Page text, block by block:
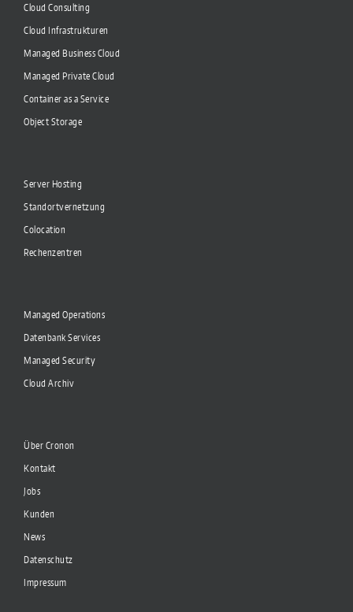
Cloud Consulting
Cloud Infrastrukturen
Managed Business Cloud
Managed Private Cloud
Container as a Service
Object Storage
Server Hosting
Standortvernetzung
Colocation
Rechenzentren
Managed Operations
Datenbank Services
Managed Security
Cloud Archiv
Über Cronon
Kontakt
Jobs
Kunden
News
Datenschutz
Impressum